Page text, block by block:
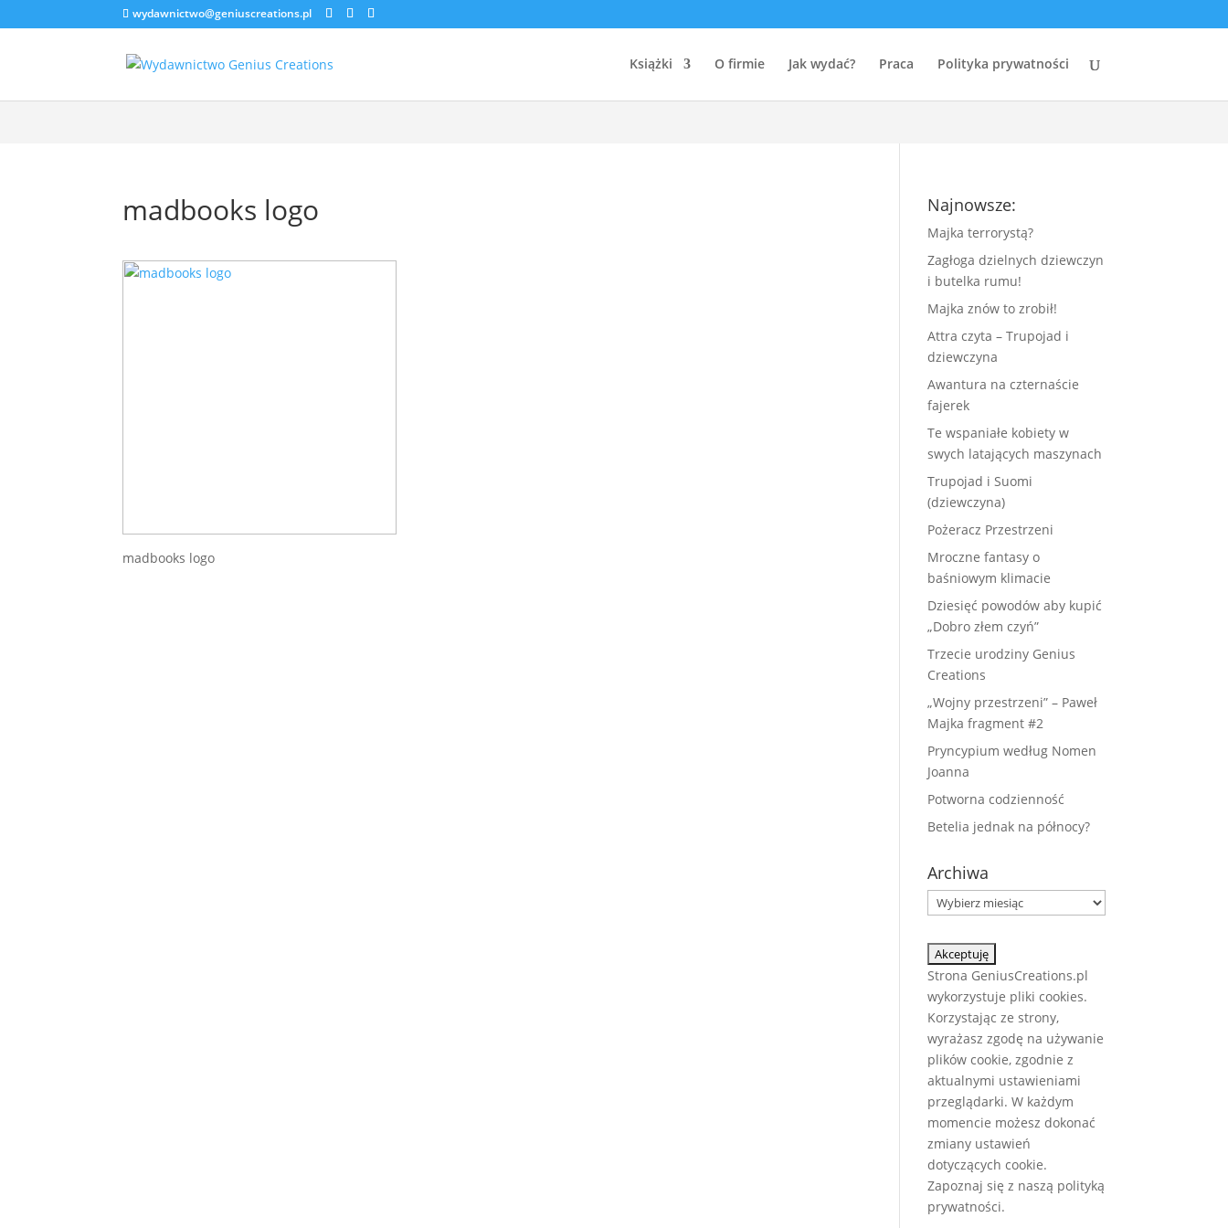
Warning: Constant WP_CACHE already defined in/home/zenstrona/domains/geniuscreations.pl/public_html/wp-config.phpon line94
wydawnictwo@geniuscreations.pl
Książki O firmie Jak wydać? Praca Polityka prywatności
madbooks logo
madbooks logo
Najnowsze:
Majka terrorystą?
Zagłoga dzielnych dziewczyn
i butelka rumu!
Majka znów to zrobił!
Attra czyta – Trupojad i
dziewczyna
Awantura na czternaście
fajerek
Te wspaniałe kobiety w
swych latających maszynach
Trupojad i Suomi
(dziewczyna)
Pożeracz Przestrzeni
Mroczne fantasy o
baśniowym klimacie
Dziesięć powodów aby kupić
„Dobro złem czyń”
Trzecie urodziny Genius
Creations
„Wojny przestrzeni” – Paweł
Majka fragment #2
Pryncypium według Nomen
Joanna
Potworna codzienność
Betelia jednak na północy?
Archiwa
Archiwa
Strona GeniusCreations.pl
wykorzystuje pliki cookies.
Korzystając ze strony,
wyrażasz zgodę na używanie
plików cookie, zgodnie z
aktualnymi ustawieniami
przeglądarki. W każdym
momencie możesz dokonać
zmiany ustawień
dotyczących cookie.
Zapoznaj się z naszą polityką
prywatności.